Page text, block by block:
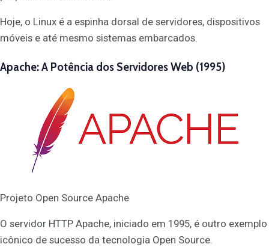
Hoje, o Linux é a espinha dorsal de servidores, dispositivos
móveis e até mesmo sistemas embarcados.
Apache: A Potência dos Servidores Web (1995)
Projeto Open Source Apache
O servidor HTTP Apache, iniciado em 1995, é outro exemplo
icônico de sucesso da tecnologia Open Source.